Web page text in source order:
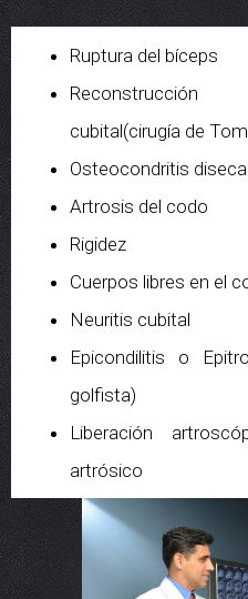
Ruptura del bíceps
cubital(cirugía de
Osteocondritis
Artrosis del codo
Rigidez
Cuerpos libres en el
Neuritis cubital
Epicondilitis o
golfista)
Liberación
artrósico